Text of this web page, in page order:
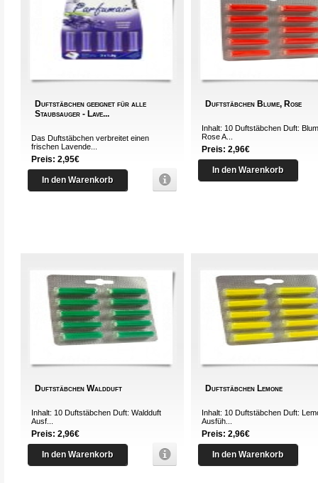
Duftstäbchen geeignet für alle
Staubsauger - Lave...
Das Duftstäbchen verbreitet einen
frischen Lavende...
Preis: 2,95€
In den Warenkorb
Duftstäbchen Blume, Rose
Inhalt: 10 Duftstäbchen Duft:
Rose A...
Preis: 2,96€
In den Warenkorb
Duftstäbchen Waldduft
Inhalt: 10 Duftstäbchen Duft: Waldduft
Ausf...
Preis: 2,96€
In den Warenkorb
Duftstäbchen Lemone
Inhalt: 10 Duftstäbchen Duft:
Ausfüh...
Preis: 2,96€
In den Warenkorb